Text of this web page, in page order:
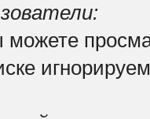
можете